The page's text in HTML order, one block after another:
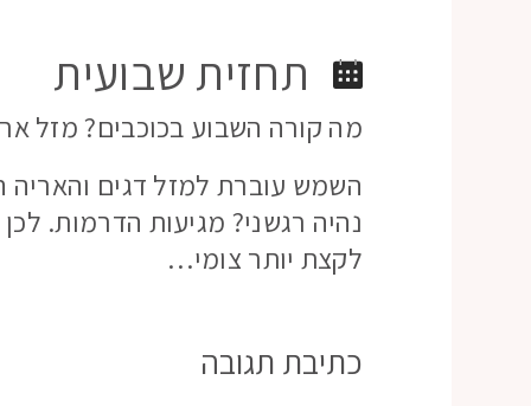
תחזית שבועית
מה קורה השבוע בכוכבים? מזל אריה – 16
השמש עוברת למזל דגים והאריה
נהיה רגשני? מגיעות הדרמות.
לקצת יותר צומי…
כתיבת תגובה